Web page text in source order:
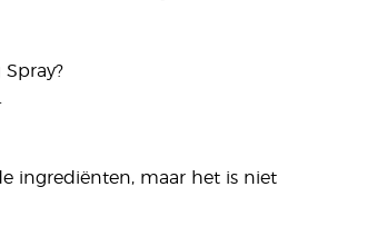
ingrediënten, maar het is niet